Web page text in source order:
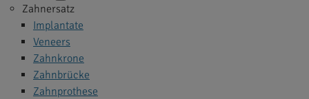
Zahnersatz
Implantate
Veneers
Zahnkrone
Zahnbrücke
Zahnprothese